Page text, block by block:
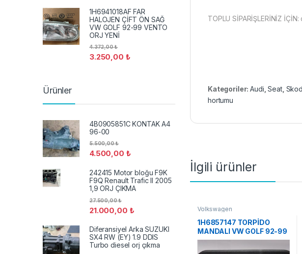
TOPLU SİPARİŞLERİNİZ İÇİN:
Kategoriler:Audi ,Seat,
hortumu
İlgili ürünler
Volkswagen
1H6857147 TORPİDO
MANDALI VW GOLF 92-99
VW VENTO ORJ YENİ
1H6941018AF FAR
HALOJEN ÇİFT ÖN SAĞ
VW GOLF 92-99 VENTO
ORJ YENİ
3.250,00 ₺
4.372,00₺
Ürünler
4B0905851C KONTAK A4
96-00
4.500,00 ₺
5.500,00₺
242415 Motor bloğu F9K
F9Q Renault Trafic II 2005
1,9 ORJ ÇIKMA
21.000,00 ₺
27.500,00₺
Diferansiyel Arka SUZUKI
SX4 RW (EY) 1.9 DDIS
Turbo diesel orj çıkma